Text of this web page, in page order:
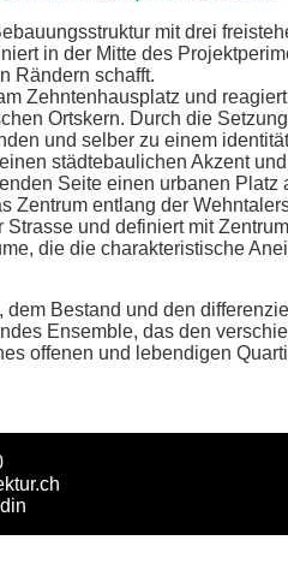
mit drei
in der Mitte des
Rändern schafft.
Zehntenhausplatz und
Ortskern. Durch die
und selber zu einem
städtebaulichen Akzent
Seite einen urbanen Platz
Zentrum entlang der
und definiert mit
die die charakteristische
Bestand und den
Ensemble, das den
offenen und lebendigen